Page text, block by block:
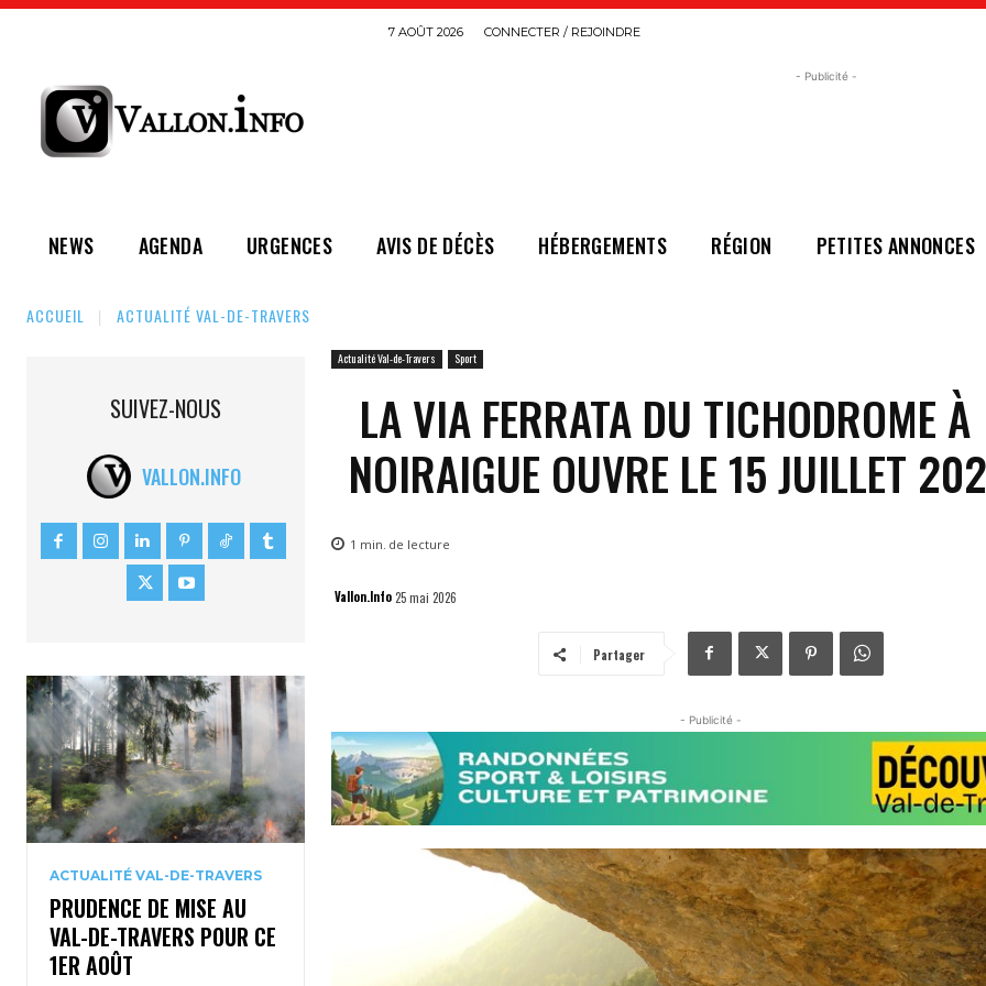
7 AOÛT 2026 CONNECTER / REJOINDRE
- Publicité -
NEWS AGENDA URGENCES AVIS DE DÉCÈS HÉBERGEMENTS RÉGION PETITES ANNONCES
ACCUEIL ACTUALITÉ VAL-DE-TRAVERS
SUIVEZ-NOUS
VALLON.INFO
ACTUALITÉ VAL-DE-TRAVERS
PRUDENCE DE MISE AU
VAL-DE-TRAVERS POUR CE
1ER AOÛT
Actualité Val-de-Travers Sport
LA VIA FERRATA DU TICHODROME À
NOIRAIGUE OUVRE LE 15 JUILLET
1 min. de lecture
Vallon.Info25 mai 2026
Partager
- Publicité -